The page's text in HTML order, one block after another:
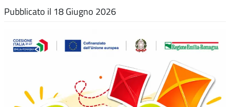
Pubblicato il 18 Giugno 2026